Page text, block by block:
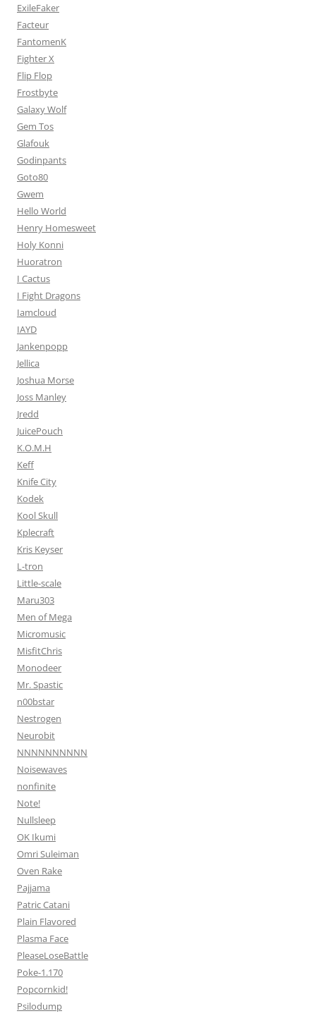
ExileFaker
Facteur
FantomenK
Fighter X
Flip Flop
Frostbyte
Galaxy Wolf
Gem Tos
Glafouk
Godinpants
Goto80
Gwem
Hello World
Henry Homesweet
Holy Konni
Huoratron
I Cactus
I Fight Dragons
Iamcloud
IAYD
Jankenpopp
Jellica
Joshua Morse
Joss Manley
Jredd
JuicePouch
K.O.M.H
Keff
Knife City
Kodek
Kool Skull
Kplecraft
Kris Keyser
L-tron
Little-scale
Maru303
Men of Mega
Micromusic
MisfitChris
Monodeer
Mr. Spastic
n00bstar
Nestrogen
Neurobit
NNNNNNNNNN
Noisewaves
nonfinite
Note!
Nullsleep
OK Ikumi
Omri Suleiman
Oven Rake
Pajjama
Patric Catani
Plain Flavored
Plasma Face
PleaseLoseBattle
Poke-1.170
Popcornkid!
Psilodump